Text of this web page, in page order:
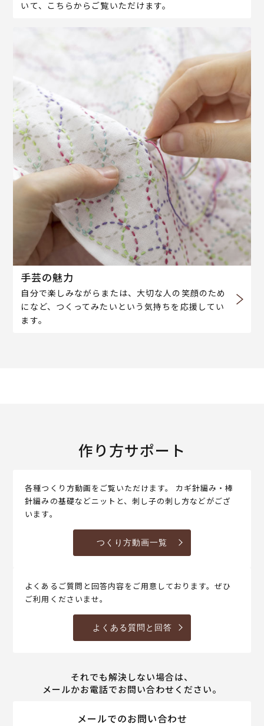
いて、こちらからご覧いただけます。
手芸の魅力
自分で楽しみながらまたは、大切な人の笑顔のため
になど、つくってみたいという気持ちを応援してい
ます。
作り方サポート
各種つくり方動画をご覧いただけます。 カギ針編み・棒
針編みの基礎などニットと、刺し子の刺し方などがござ
います。
つくり方動画一覧
よくあるご質問と回答内容をご用意しております。ぜひ
ご利用くださいませ。
よくある質問と回答
それでも解決しない場合は、
メールかお電話でお問い合わせください。
メールでのお問い合わせ